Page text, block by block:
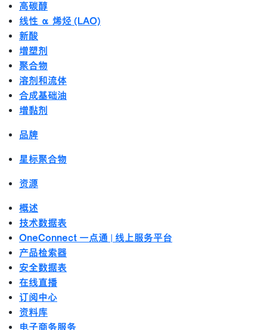
高碳醇
线性 α 烯烃 (LAO)
新酸
增塑剂
聚合物
溶剂和流体
合成基础油
增黏剂
品牌
星标聚合物
资源
概述
技术数据表
OneConnect 一点通 | 线上服务平台
产品检索器
安全数据表
在线直播
订阅中心
资料库
电子商务服务